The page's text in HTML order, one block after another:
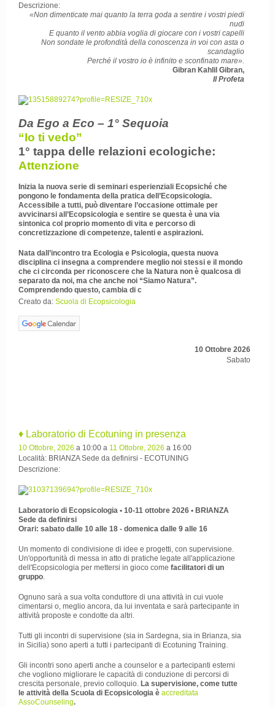
Descrizione:
«Non dimenticate mai quanto la terra goda a sentire i vostri piedi
nudi
E quanto il vento abbia voglia di giocare con i vostri capelli
Non sondate le profondità della conoscenza in voi con asta o
scandaglio
Perché il vostro io è infinito e sconfinato mare».
Gibran Kahlil Gibran,
Il Profeta
Da Ego a Eco – 1° Sequoia
“Io ti vedo”
1° tappa delle relazioni ecologiche:
Attenzione
Inizia la nuova serie di seminari esperienziali Ecopsiché che
pongono le fondamenta della pratica dell’Ecopsicologia.
Accessibile a tutti, può diventare l’occasione ottimale per
avvicinarsi all’Ecopsicologia e sentire se questa è una via
sintonica col proprio momento di vita e percorso di
concretizzazione di competenze, talenti e aspirazioni.
Nata dall’incontro tra Ecologia e Psicologia, questa nuova
disciplina ci insegna a comprendere meglio noi stessi e il mondo
che ci circonda per riconoscere che la Natura non è qualcosa di
separato da noi, ma che anche noi “Siamo Natura”.
Comprendendo questo, cambia di c
Creato da: Scuola di Ecopsicologia
10 Ottobre 2026
Sabato
♦ Laboratorio di Ecotuning in presenza
10 Ottobre, 2026 a 10:00 a 11 Ottobre, 2026 a 16:00
Località: BRIANZA Sede da definirsi - ECOTUNING
Descrizione:
Laboratorio di Ecopsicologia • 10-11 ottobre 2026 • BRIANZA
Sede da definirsi
Orari: sabato dalle 10 alle 18 - domenica dalle 9 alle 16
Un momento di condivisione di idee e progetti, con supervisione.
Un'opportunità di messa in atto di pratiche legate all'applicazione
dell'Ecopsicologia per mettersi in gioco come facilitatori di un
gruppo
Ognuno sarà a sua volta conduttore di una attività in cui vuole
cimentarsi o, meglio ancora, da lui inventata e sarà partecipante in
attività proposte e condotte da altri.
Tutti gli incontri di supervisione (sia in Sardegna, sia in Brianza, sia
in Sicilia) sono aperti a tutti i partecipanti di Ecotuning Training.
Gli incontri sono aperti anche a counselor e a partecipanti esterni
che vogliono migliorare le capacità di conduzione di percorsi di
crescita personale, previo colloquio. La supervisione, come tutte
le attività della Scuola di Ecopsicologia è accreditata
AssoCounseling.